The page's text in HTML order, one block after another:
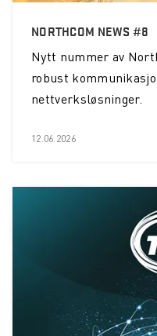
NORTHCOM NEWS #8
Nytt nummer av
robust
nettverksløsninger.
12.06.2026